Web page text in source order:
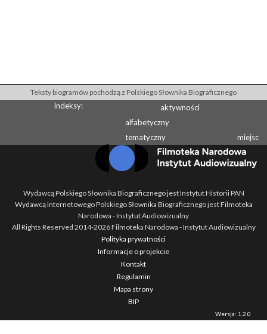
Teksty biogramów pochodzą z Polskiego Słownika Biograficznego
Indeksy:
aktywności
alfabetyczny
tematyczny
miejsc
Wydawcą Polskiego Słownika Biograficznego jest Instytut Historii PAN
Wydawcą Internetowego Polskiego Słownika Biograficznego jest Filmoteka
Narodowa - Instytut Audiowizualny
All Rights Reserved 2014-2026Filmoteka Narodowa - Instytut Audiowizualny
Polityka prywatności
Informacje o projekcie
Kontakt
Regulamin
Mapa strony
BIP
Wersja: 1.2.0